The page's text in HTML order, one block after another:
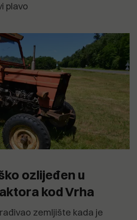
plavo
ozlijeđen u
kod Vrha
zemljište kada je